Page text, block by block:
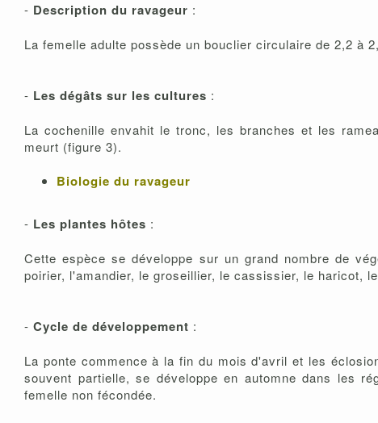
- Description du ravageur :
La femelle adulte possède un bouclier circulaire de 2,2 à
- Les dégâts sur les cultures :
La cochenille envahit le tronc, les branches et les
meurt (figure 3).
Biologie du ravageur
- Les plantes hôtes :
Cette espèce se développe sur un grand nombre de
poirier, l'amandier, le groseillier, le cassissier, le haricot,
- Cycle de développement :
La ponte commence à la fin du mois d'avril et les
souvent partielle, se développe en automne dans les
femelle non fécondée.